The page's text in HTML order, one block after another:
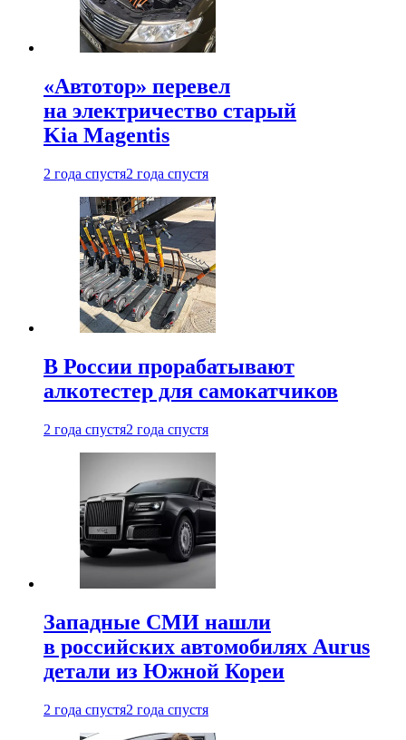
«Автотор» перевел
на электричество старый
Kia Magentis
2 года спустя2 года спустя
В России прорабатывают
алкотестер для самокатчиков
2 года спустя2 года спустя
Западные СМИ нашли
в российских автомобилях Aurus
детали из Южной Кореи
2 года спустя2 года спустя